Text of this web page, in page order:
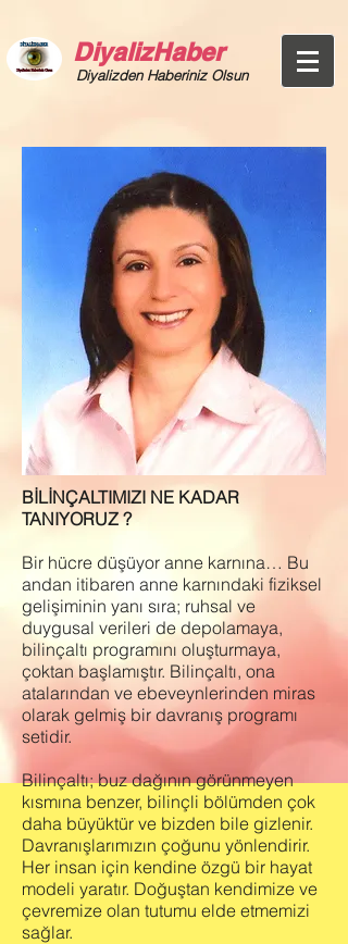
DiyalizHaber
Diyalizden Haberiniz Olsun
BİLİNÇALTIMIZI NE KADAR
TANIYORUZ ?
Bir hücre düşüyor anne karnına… Bu
andan itibaren anne karnındaki fiziksel
gelişiminin yanı sıra; ruhsal ve
duygusal verileri de depolamaya,
bilinçaltı programını oluşturmaya,
çoktan başlamıştır. Bilinçaltı, ona
atalarından ve ebeveynlerinden miras
olarak gelmiş bir davranış programı
setidir.
Bilinçaltı; buz dağının görünmeyen
kısmına benzer, bilinçli bölümden çok
daha büyüktür ve bizden bile gizlenir.
Davranışlarımızın çoğunu yönlendirir.
Her insan için kendine özgü bir hayat
modeli yaratır. Doğuştan kendimize ve
çevremize olan tutumu elde etmemizi
sağlar.